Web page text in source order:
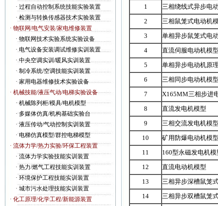
· 过程自动控制系统技能实验装置
· 检测与转换传感器技术实验装置
· 物联网/电气安装/家电维修装置
· 物联网技术实验系统实验设备
·电气设备安装调试维修实训装置
·中央空调实训/暖风实训装置
·制冷系统/空调技能实训装置
·家用电器维修技术实验设备
· 机械技能/液压气动/电梯实验设备
·机械陈列柜/模具/电机模型
·多媒体仿真/机构基础实验台
·液压传动/气动控制实训装置
·电梯仿真模型/群控电梯模型
· 流体力学/热力实验/环保工程装置
· 流体力学实验技能实训装置
· 热力/燃气工程技能实训装置
· 环境保护工程技能实训装置
· 城市污水处理技能实训装置
· 化工原理/化学工程/新能源装置
1
三相绕线式异步电
2
三相鼠笼式电动机
3
单相异步鼠笼式电
4
直流伺服电动机模
5
单相异步电动机原
6
三相同步电动机模
7
X165MM三相步进
8
直流发电机模型
9
三相交流发电机模
10
矿用防爆电动机模
11
160型永磁发电机模
12
直流电动机模型
13
三相异步深槽鼠笼
14
三相异步双槽鼠笼